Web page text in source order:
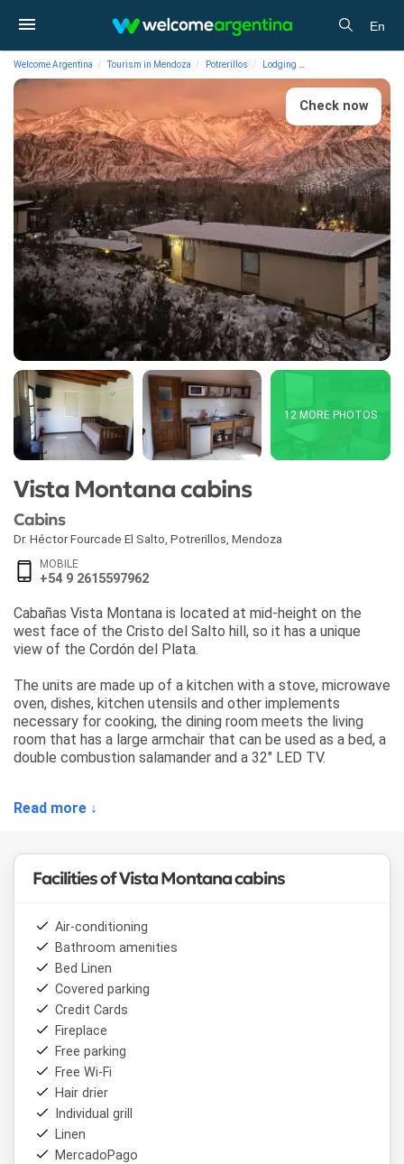
En
Welcome Argentina Tourism in Mendoza Potrerillos Lodging
Check now
12 MORE PHOTOS
Vista Montana cabins
Cabins
Dr. Héctor Fourcade El Salto Potrerillos Mendoza
MOBILE
+54 9 2615597962
Cabañas Vista Montana is located at mid-height on the
west face of the Cristo del Salto hill, so it has a unique
view of the Cordón del Plata.
The units are made up of a kitchen with a stove, microwave
oven, dishes, kitchen utensils and other implements
necessary for cooking, the dining room meets the living
room that has a large armchair that can be used as a bed, a
double combustion salamander and a 32" LED TV.
a closet with hangers and a hot/cold air unit. The
Read more ↓
Facilities of Vista Montana cabins
Air-conditioning
Bathroom amenities
Bed Linen
Covered parking
Credit Cards
Fireplace
Free parking
Free Wi-Fi
Hair drier
Individual grill
Linen
MercadoPago